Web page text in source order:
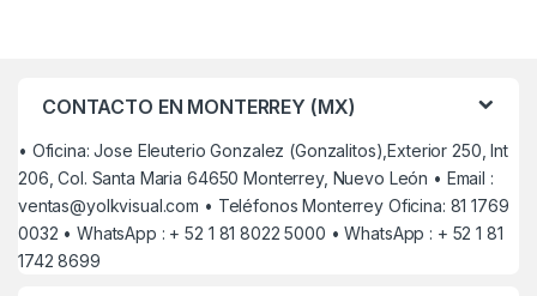
CONTACTO EN MONTERREY (MX)
• Oficina: Jose Eleuterio Gonzalez (Gonzalitos),Exterior 250, Int
206, Col. Santa Maria 64650 Monterrey, Nuevo León • Email :
ventas@yolkvisual.com • Teléfonos Monterrey Oficina: 81 1769
0032 • WhatsApp : + 52 1 81 8022 5000 • WhatsApp : + 52 1 81
1742 8699